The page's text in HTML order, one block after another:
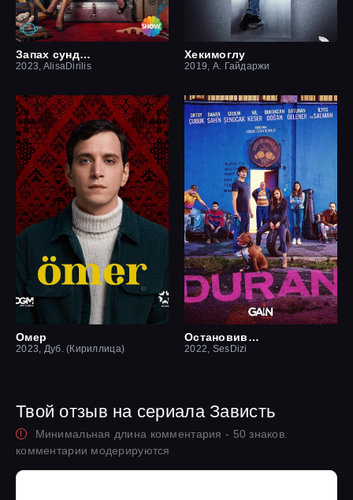
Запах сундука
2023, AlisaDirilis
Хекимоглу
2019, А. Гайдаржи
Омер
2023, Дуб. (Кириллица)
Остановившийся
2022, SesDizi
Твой отзыв на сериала Зависть
Минимальная длина комментария - 50 знаков.
комментарии модерируются